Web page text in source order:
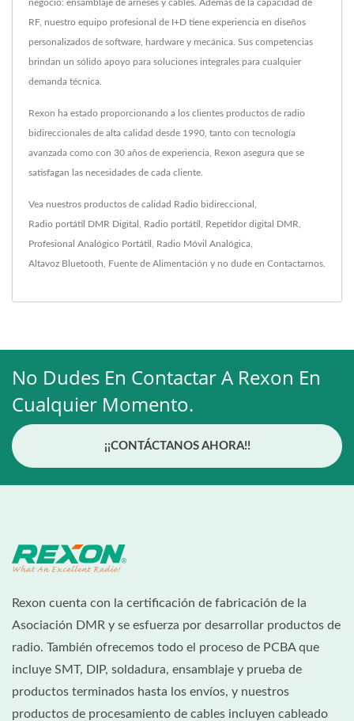
negocio: ensamblaje de arneses y cables. Además de la capacidad de
RF, nuestro equipo profesional de I+D tiene experiencia en diseños
personalizados de software, hardware y mecánica. Sus competencias
brindan un sólido apoyo para soluciones integrales para cualquier
demanda técnica.
Rexon ha estado proporcionando a los clientes productos de radio
bidireccionales de alta calidad desde 1990, tanto con tecnología
avanzada como con 30 años de experiencia, Rexon asegura que se
satisfagan las necesidades de cada cliente.
Vea nuestros productos de calidad Radio bidireccional
Radio portátil DMR Digital Radio portátil Repetidor digital DMR
Profesional Analógico Portátil Radio Móvil Analógica
Altavoz Bluetooth Fuente de Alimentación y no dude en Contactarnos
No Dudes En Contactar A Rexon En
Cualquier Momento.
¡¡CONTÁCTANOS AHORA!!
Rexon cuenta con la certificación de fabricación de la
Asociación DMR y se esfuerza por desarrollar productos de
radio. También ofrecemos todo el proceso de PCBA que
incluye SMT, DIP, soldadura, ensamblaje y prueba de
productos terminados hasta los envíos, y nuestros
productos de procesamiento de cables incluyen cableado